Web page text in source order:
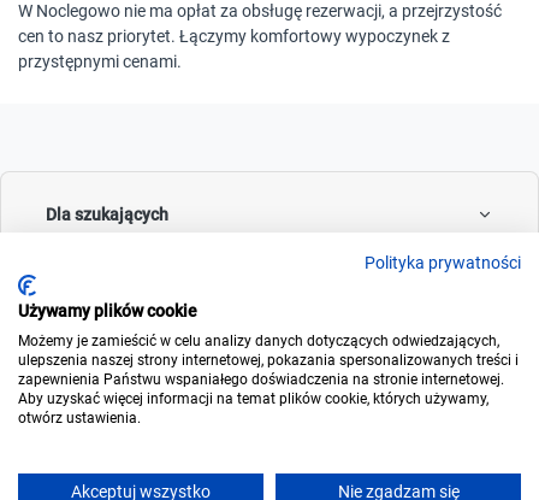
W Noclegowo nie ma opłat za obsługę rezerwacji, a przejrzystość
cen to nasz priorytet. Łączymy komfortowy wypoczynek z
przystępnymi cenami.
Dla szukających
Dla wynajmujących
Polityka prywatności
Używamy plików cookie
Możemy je zamieścić w celu analizy danych dotyczących odwiedzających,
ulepszenia naszej strony internetowej, pokazania spersonalizowanych treści i
zapewnienia Państwu wspaniałego doświadczenia na stronie internetowej.
Aby uzyskać więcej informacji na temat plików cookie, których używamy,
otwórz ustawienia.
Akceptuj wszystko Nie zgadzam się